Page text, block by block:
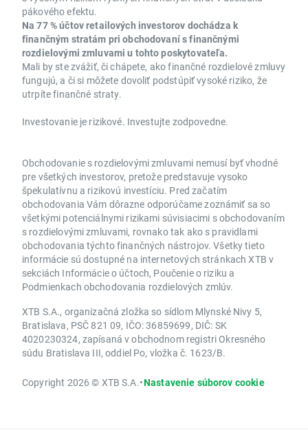
pákového efektu.
Na 77 % účtov retailových investorov dochádza k
finančným stratám pri obchodovaní s finančnými
rozdielovými zmluvami u tohto poskytovateľa.
Mali by ste zvážiť, či chápete, ako finančné rozdielové zmluvy
fungujú, a či si môžete dovoliť podstúpiť vysoké riziko, že
utrpíte finančné straty.
Investovanie je rizikové. Investujte zodpovedne.
Obchodovanie s rozdielovými zmluvami nemusí byť vhodné
pre všetkých investorov, pretože predstavuje vysoko
špekulatívnu a rizikovú investíciu. Pred začatím
obchodovania Vám dôrazne odporúčame zoznámiť sa so
všetkými potenciálnymi rizikami súvisiacimi s obchodovaním
s rozdielovými zmluvami, rovnako tak ako s pravidlami
obchodovania týchto finančných nástrojov. Všetky tieto
informácie sú dostupné na internetových stránkach XTB v
sekciách Informácie o účtoch, Poučenie o riziku a
Podmienkach obchodovania rozdielových zmlúv.
XTB S.A., organizačná zložka so sídlom Mlynské Nivy 5,
Bratislava, PSČ 821 09, IČO: 36859699, DIČ: SK
4020230324, zapísaná v obchodnom registri Okresného
súdu Bratislava III, oddiel Po, vložka č. 1623/B.
Copyright 2026 © XTB S.A.•Nastavenie súborov cookie